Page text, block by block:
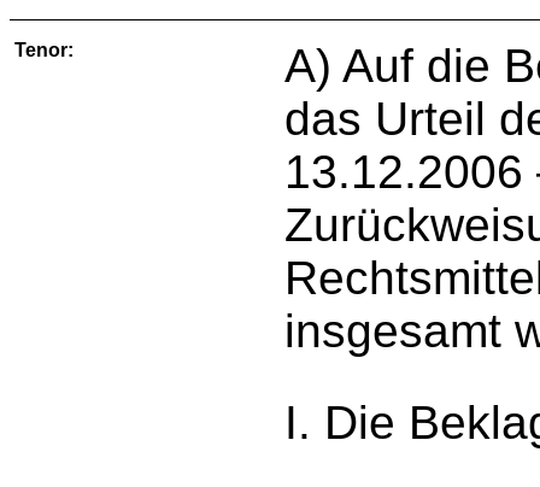
Tenor:
A) Auf die
das Urteil
insgesamt
I. Die